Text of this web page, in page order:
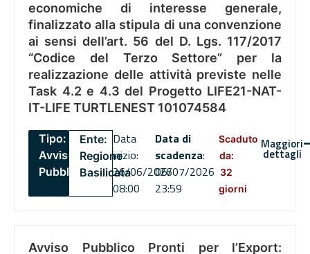
economiche di interesse generale,
finalizzato alla stipula di una convenzione
ai sensi dell’art. 56 del D. Lgs. 117/2017
“Codice del Terzo Settore” per la
realizzazione delle attività previste nelle
Task 4.2 e 4.3 del Progetto LIFE21-NAT-
IT-LIFE TURTLENEST 101074584
Tipo:
Avviso
Pubblico
Ente:
Regione
Basilicata
Data
inizio:
26/06/2026
08:00
Data di
scadenza:
06/07/2026
23:59
Scaduto
da:
32
giorni
Maggiori
dettagli
Avviso Pubblico Pronti per l’Export: